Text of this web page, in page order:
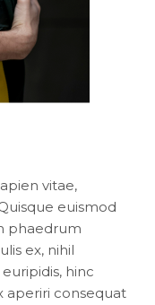
vitae,
euismod
phaedrum
ex, nihil
hinc
aperiri consequat